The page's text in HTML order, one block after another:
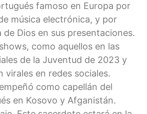
famoso en Europa por
música electrónica, y por
de Dios en sus presentaciones.
como aquellos en las
de la Juventud de 2023 y
virales en redes sociales.​
como capellán del
en Kosovo y Afganistán.